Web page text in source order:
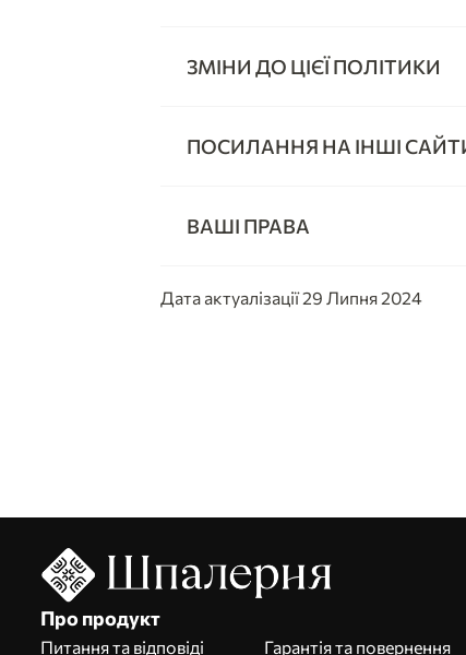
ЗМІНИ ДО ЦІЄЇ ПОЛІТИКИ
ПОСИЛАННЯ НА ІНШІ
ВАШІ ПРАВА
Дата актуалізації 29 Липня 2024
Про продукт
Питання та відповіді Гарантія та повернення